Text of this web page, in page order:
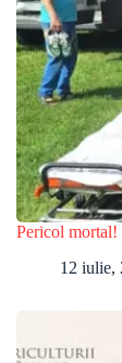
Pericol mortal!
12 iulie,